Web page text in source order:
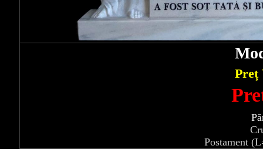
Preț
Postament